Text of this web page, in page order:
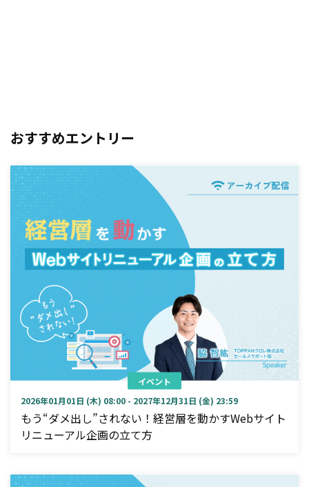
おすすめエントリー
イベント
2026年01月01日 (木) 08:00 - 2027年12月31日 (金) 23:59
もう“ダメ出し”されない！経営層を動かすWebサイト
リニューアル企画の立て方